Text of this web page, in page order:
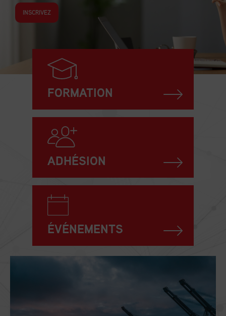
INSCRIVEZ
FORMATION
ADHÉSION
ÉVÉNEMENTS